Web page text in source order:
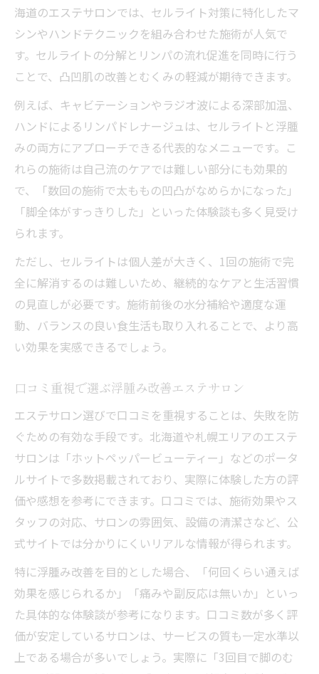
海道のエステサロンでは、セルライト対策に特化したマ
シンやハンドテクニックを組み合わせた施術が人気で
す。セルライトの分解とリンパの流れ促進を同時に行う
ことで、凸凹肌の改善とむくみの軽減が期待できます。
例えば、キャビテーションやラジオ波による深部加温、
ハンドによるリンパドレナージュは、セルライトと浮腫
みの両方にアプローチできる代表的なメニューです。こ
れらの施術は自己流のケアでは難しい部分にも効果的
で、「数回の施術で太ももの凹凸がなめらかになった」
「脚全体がすっきりした」といった体験談も多く見受け
られます。
ただし、セルライトは個人差が大きく、1回の施術で完
全に解消するのは難しいため、継続的なケアと生活習慣
の見直しが必要です。施術前後の水分補給や適度な運
動、バランスの良い食生活も取り入れることで、より高
い効果を実感できるでしょう。
口コミ重視で選ぶ浮腫み改善エステサロン
エステサロン選びで口コミを重視することは、失敗を防
ぐための有効な手段です。北海道や札幌エリアのエステ
サロンは「ホットペッパービューティー」などのポータ
ルサイトで多数掲載されており、実際に体験した方の評
価や感想を参考にできます。口コミでは、施術効果やス
タッフの対応、サロンの雰囲気、設備の清潔さなど、公
式サイトでは分かりにくいリアルな情報が得られます。
特に浮腫み改善を目的とした場合、「何回くらい通えば
効果を感じられるか」「痛みや副反応は無いか」といっ
た具体的な体験談が参考になります。口コミ数が多く評
価が安定しているサロンは、サービスの質も一定水準以
上である場合が多いでしょう。実際に「3回目で脚のむ